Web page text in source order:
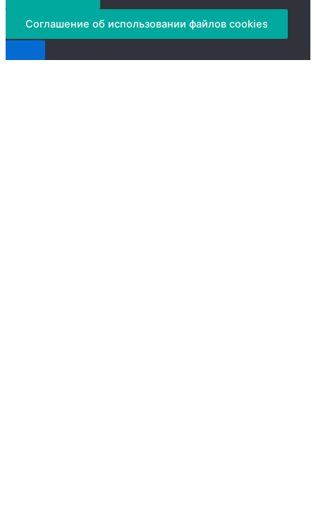
Соглашение об использовании файлов cookies